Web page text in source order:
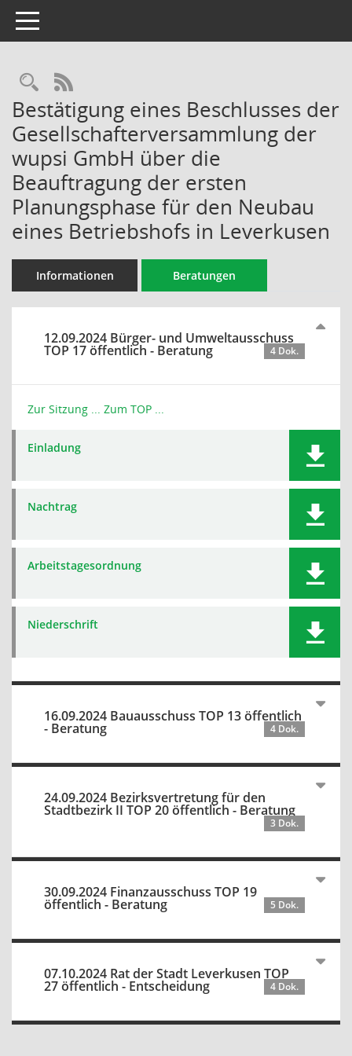
Toggle navigation
Rechercheauswahl
RSS-Feed
Bestätigung eines Beschlusses der
Gesellschafterversammlung der
wupsi GmbH über die
Beauftragung der ersten
Planungsphase für den Neubau
eines Betriebshofs in Leverkusen
Informationen Beratungen
12.09.2024 Bürger- und Umweltausschuss
TOP 17 öffentlich - Beratung 4 Dok.
Zur Sitzung ... Zum TOP ...
Einladung
Nachtrag
Arbeitstagesordnung
Niederschrift
16.09.2024 Bauausschuss TOP 13 öffentlich
- Beratung 4 Dok.
24.09.2024 Bezirksvertretung für den
Stadtbezirk II TOP 20 öffentlich - Beratung
3 Dok.
30.09.2024 Finanzausschuss TOP 19
öffentlich - Beratung 5 Dok.
07.10.2024 Rat der Stadt Leverkusen TOP
27 öffentlich - Entscheidung 4 Dok.